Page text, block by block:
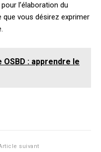
l’élaboration du
vous désirez exprimer
OSBD : apprendre le
suivant